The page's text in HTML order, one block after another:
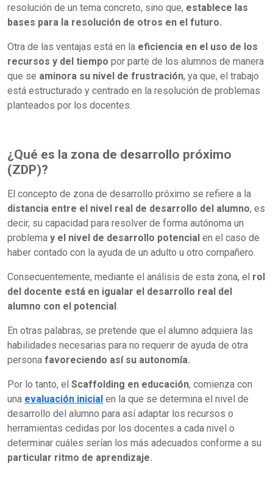
resolución de un tema concreto, sino que, establece las
bases para la resolución de otros en el futuro.
Otra de las ventajas está en la eficiencia en el uso de los
recursos y del tiempo por parte de los alumnos de manera
que se aminora su nivel de frustración, ya que, el trabajo
está estructurado y centrado en la resolución de problemas
planteados por los docentes.
¿Qué es la zona de desarrollo próximo
(ZDP)?
El concepto de zona de desarrollo próximo se refiere a la
distancia entre el nivel real de desarrollo del alumno, es
decir, su capacidad para resolver de forma autónoma un
problema y el nivel de desarrollo potencial en el caso de
haber contado con la ayuda de un adulto u otro compañero.
Consecuentemente, mediante el análisis de esta zona, el rol
del docente está en igualar el desarrollo real del
alumno con el potencial .
En otras palabras, se pretende que el alumno adquiera las
habilidades necesarias para no requerir de ayuda de otra
persona favoreciendo así su autonomía.
Por lo tanto, el Scaffolding en educación, comienza con
una evaluación inicial en la que se determina el nivel de
desarrollo del alumno para así adaptar los recursos o
herramientas cedidas por los docentes a cada nivel o
determinar cuáles serían los más adecuados conforme a su
particular ritmo de aprendizaje.